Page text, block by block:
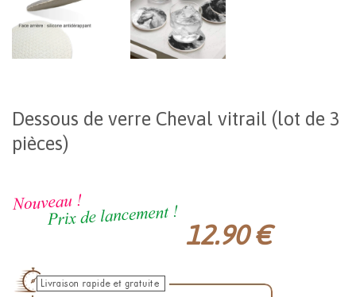
Dessous de verre Cheval vitrail (lot de 3
pièces)
12.90 €